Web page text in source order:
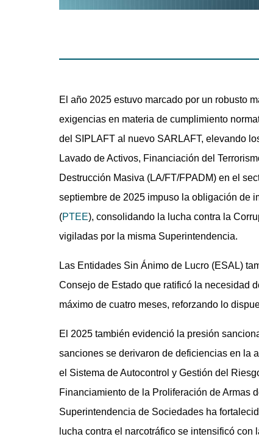
El año 2025 estuvo marcado por un robusto
exigencias en materia de cumplimiento
del SIPLAFT al nuevo SARLAFT, elevando
Lavado de Activos, Financiación del
Destrucción Masiva (LA/FT/FPADM) en el
septiembre de 2025 impuso la obligación de
(PTEE), consolidando la lucha contra la
vigiladas por la misma Superintendencia.
Las Entidades Sin Ánimo de Lucro (ESAL)
Consejo de Estado que ratificó la necesidad
máximo de cuatro meses, reforzando lo
El 2025 también evidenció la presión
sanciones se derivaron de deficiencias en la
el Sistema de Autocontrol y Gestión del
Financiamiento de la Proliferación de Armas
Superintendencia de Sociedades ha
lucha contra el narcotráfico se intensificó